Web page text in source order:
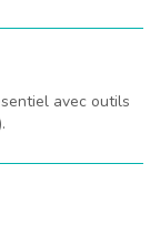
avec outils